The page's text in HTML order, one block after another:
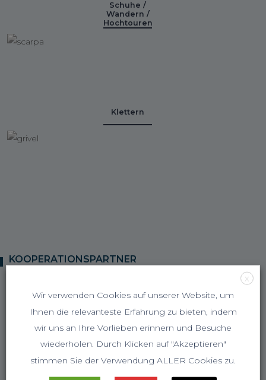
Schuhe /
Wandern /
Hochtouren
Klettern
KOOPERATIONSPARTNER
X
Wir verwenden Cookies auf unserer Website, um
Ihnen die relevanteste Erfahrung zu bieten, indem
wir uns an Ihre Vorlieben erinnern und Besuche
wiederholen. Durch Klicken auf "Akzeptieren"
stimmen Sie der Verwendung ALLER Cookies zu.